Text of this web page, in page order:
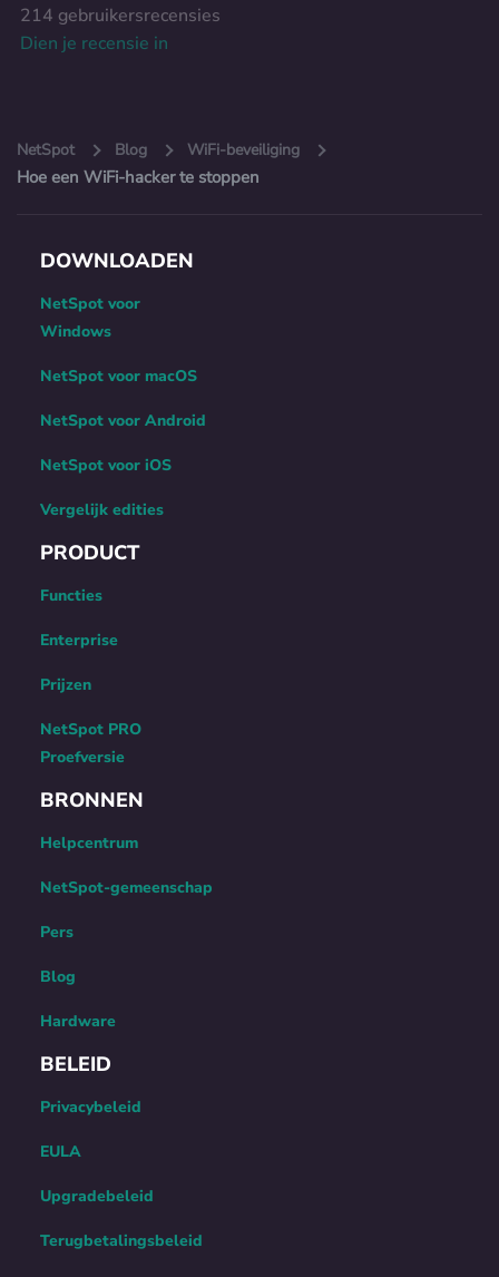
214 gebruikersrecensies
Dien je recensie in
NetSpot Blog WiFi-beveiliging
Hoe een WiFi-hacker te stoppen
DOWNLOADEN
NetSpot voor
Windows
NetSpot voor macOS
NetSpot voor Android
NetSpot voor iOS
Vergelijk edities
PRODUCT
Functies
Enterprise
Prijzen
NetSpot PRO
Proefversie
BRONNEN
Helpcentrum
NetSpot-gemeenschap
Pers
Blog
Hardware
BELEID
Privacybeleid
EULA
Upgradebeleid
Terugbetalingsbeleid